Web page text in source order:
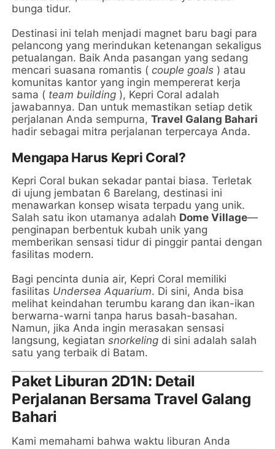
bunga tidur.
Destinasi ini telah menjadi magnet baru bagi para
pelancong yang merindukan ketenangan sekaligus
petualangan. Baik Anda pasangan yang sedang
mencari suasana romantis (couple goals ) atau
komunitas kantor yang ingin mempererat kerja
sama ( team building ), Kepri Coral adalah
jawabannya. Dan untuk memastikan setiap detik
perjalanan Anda sempurna,Travel Galang Bahari
hadir sebagai mitra perjalanan terpercaya Anda.
Mengapa Harus Kepri Coral?
Kepri Coral bukan sekadar pantai biasa. Terletak
di ujung jembatan 6 Barelang, destinasi ini
menawarkan konsep wisata terpadu yang unik.
Salah satu ikon utamanya adalah Dome Village—
penginapan berbentuk kubah unik yang
memberikan sensasi tidur di pinggir pantai dengan
fasilitas modern.
Bagi pencinta dunia air, Kepri Coral memiliki
fasilitas Undersea Aquarium. Di sini, Anda bisa
melihat keindahan terumbu karang dan ikan-ikan
berwarna-warni tanpa harus basah-basahan.
Namun, jika Anda ingin merasakan sensasi
langsung, kegiatansnorkeling di sini adalah salah
satu yang terbaik di Batam.
Paket Liburan 2D1N: Detail
Perjalanan Bersama Travel Galang
Bahari
Kami memahami bahwa waktu liburan Anda